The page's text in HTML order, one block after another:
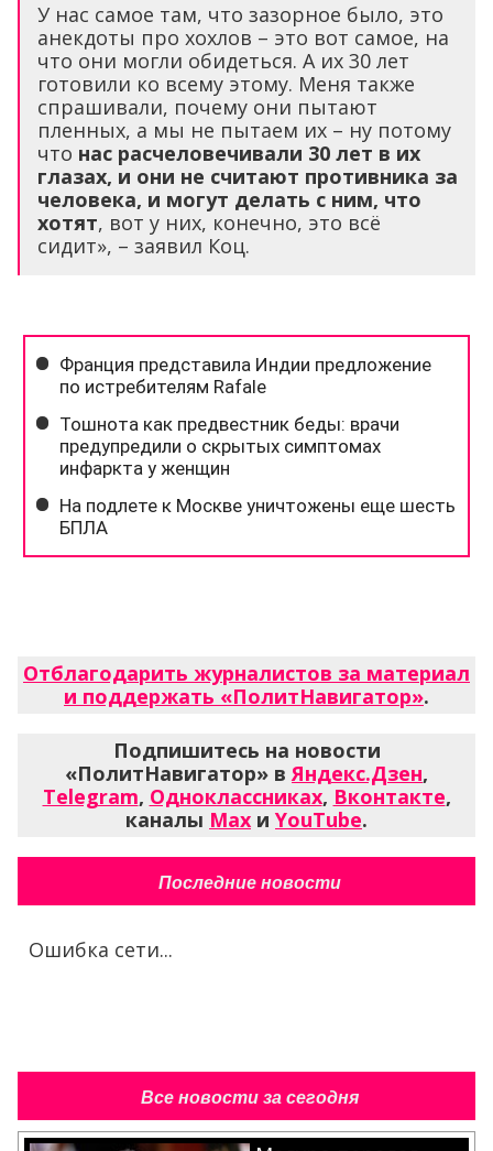
У нас самое там, что зазорное было, это
анекдоты про хохлов – это вот самое, на
что они могли обидеться. А их 30 лет
готовили ко всему этому. Меня также
спрашивали, почему они пытают
пленных, а мы не пытаем их – ну потому
что нас расчеловечивали 30 лет в их
глазах, и они не считают противника за
человека, и могут делать с ним, что
хотят, вот у них, конечно, это всё
сидит», – заявил Коц.
Отблагодарить журналистов за материал
и поддержать «ПолитНавигатор».
Подпишитесь на новости
«ПолитНавигатор» вЯндекс.Дзен,
Telegram, Одноклассниках, Вконтакте,
каналы Max и YouTube.
Последние новости
Ошибка сети...
Все новости за сегодня